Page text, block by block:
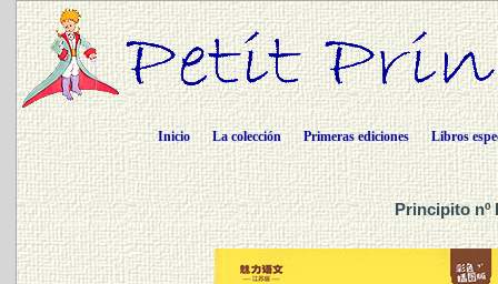
Inicio La colección Primeras ediciones Libros
Principito nº